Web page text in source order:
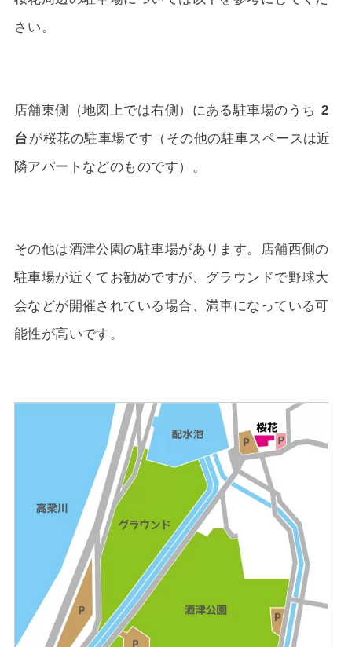
さい。
店舗東側（地図上では右側）にある駐車場のうち 2
台 が桜花の駐車場です（その他の駐車スペースは近
隣アパートなどのものです）。
その他は酒津公園の駐車場があります。店舗西側の
駐車場が近くてお勧めですが、グラウンドで野球大
会などが開催されている場合、満車になっている可
能性が高いです。